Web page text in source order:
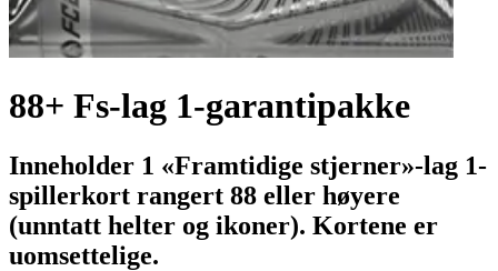
88+ Fs-lag 1-garantipakke
Inneholder 1 «Framtidige stjerner»-lag 1-
spillerkort rangert 88 eller høyere
(unntatt helter og ikoner). Kortene er
uomsettelige.